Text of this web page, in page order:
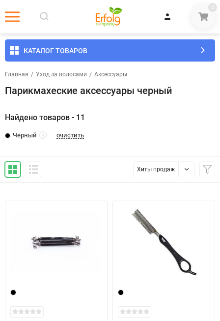
0
КАТАЛОГ ТОВАРОВ
Главная / Уход за волосами / Аксессуары
Парикмахеские аксессуары черный
Найдено товаров - 11
Черный очистить
Хиты продаж